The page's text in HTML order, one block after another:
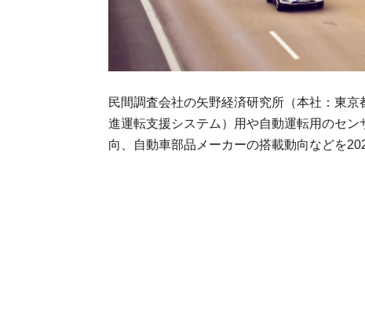
民間調査会社の矢野経済研究所（本社：東
進運転支援システム）用や自動運転用のセン
向、自動車部品メーカーの搭載動向などを